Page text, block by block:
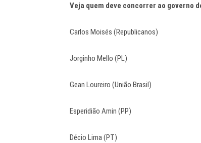
Veja quem deve concorrer ao governo
Carlos Moisés (Republicanos)
Jorginho Mello (PL)
Gean Loureiro (União Brasil)
Esperidião Amin (PP)
Décio Lima (PT)